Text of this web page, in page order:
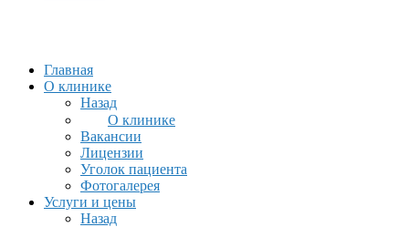
Главная
О клинике
Назад
О клинике
Вакансии
Лицензии
Уголок пациента
Фотогалерея
Услуги и цены
Назад